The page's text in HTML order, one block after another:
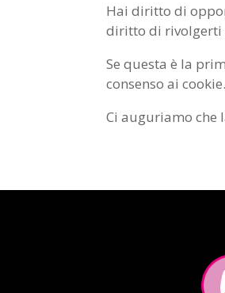
Hai diritto di
diritto di rivolgerti
Se questa è la
consenso ai cookie.
Ci auguriamo che